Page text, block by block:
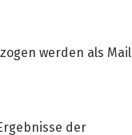
werden als Mail
der